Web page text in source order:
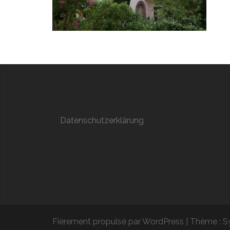
Datenschutzerklärung
Fièrement propulsé par WordPress Thème :